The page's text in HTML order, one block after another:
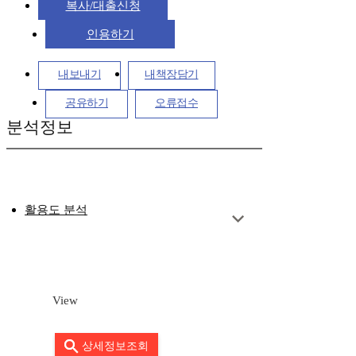
복사/대출신청
인용하기
내보내기 내책장담기
공유하기 오류접수
분석정보
활용도 분석
View
상세정보조회